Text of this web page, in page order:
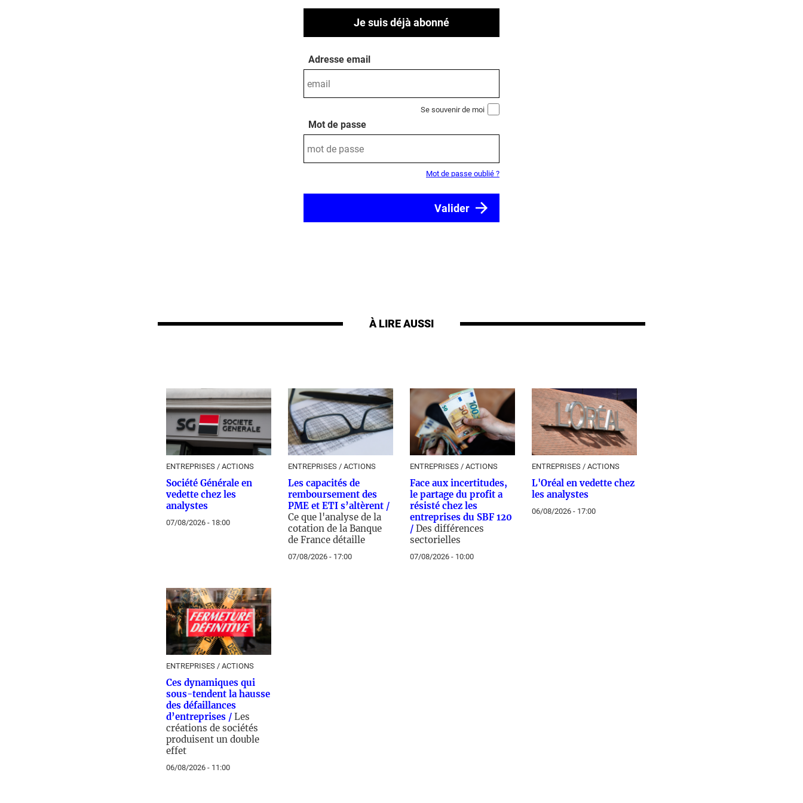
Je suis déjà abonné
Adresse email
Se souvenir de moi
Mot de passe
Mot de passe oublié ?
À LIRE AUSSI
ENTREPRISES / ACTIONS
Société Générale en
vedette chez les
analystes
07/08/2026 - 18:00
ENTREPRISES / ACTIONS
Les capacités de
remboursement des
PME et ETI s’altèrent /
Ce que l'analyse de la
cotation de la Banque
de France détaille
07/08/2026 - 17:00
ENTREPRISES / ACTIONS
Face aux incertitudes,
le partage du profit a
résisté chez les
entreprises du SBF 120
/ Des différences
sectorielles
07/08/2026 - 10:00
ENTREPRISES / ACTIONS
L'Oréal en vedette chez
les analystes
06/08/2026 - 17:00
ENTREPRISES / ACTIONS
Ces dynamiques qui
sous-tendent la hausse
des défaillances
d’entreprises / Les
créations de sociétés
produisent un double
effet
06/08/2026 - 11:00